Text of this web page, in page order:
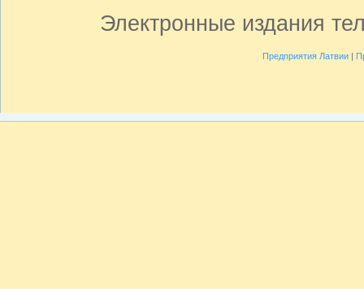
Электронные издания
Предприятия Латвии|